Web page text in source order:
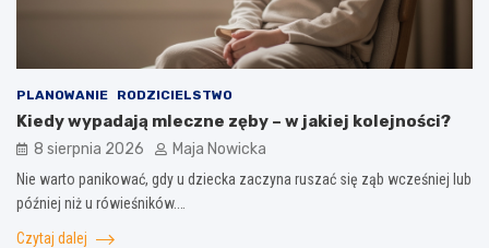
PLANOWANIE RODZICIELSTWO
Kiedy wypadają mleczne zęby – w jakiej kolejności?
8 sierpnia 2026 Maja Nowicka
Nie warto panikować, gdy u dziecka zaczyna ruszać się ząb wcześniej lub
później niż u rówieśników.…
Czytaj dalej